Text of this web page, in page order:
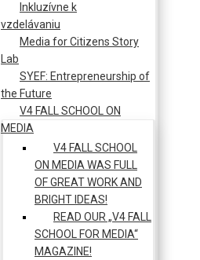
Inkluzívne k
vzdelávaniu
Media for Citizens Story
Lab
SYEF: Entrepreneurship of
the Future
V4 FALL SCHOOL ON
MEDIA
V4 FALL SCHOOL
ON MEDIA WAS FULL
OF GREAT WORK AND
BRIGHT IDEAS!
READ OUR „V4 FALL
SCHOOL FOR MEDIA“
MAGAZINE!